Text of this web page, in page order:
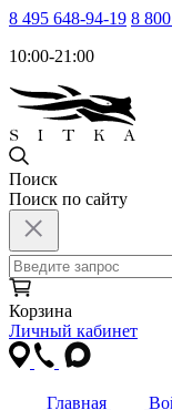
8 495 648-94-19 8
10:00-21:00
Поиск
Поиск по сайту
Корзина
Личный кабинет
Главная